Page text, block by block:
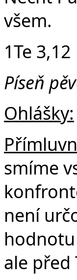
všem.
1Te 3,12
Píseň
Ohlášky:
smíme
není
ale před